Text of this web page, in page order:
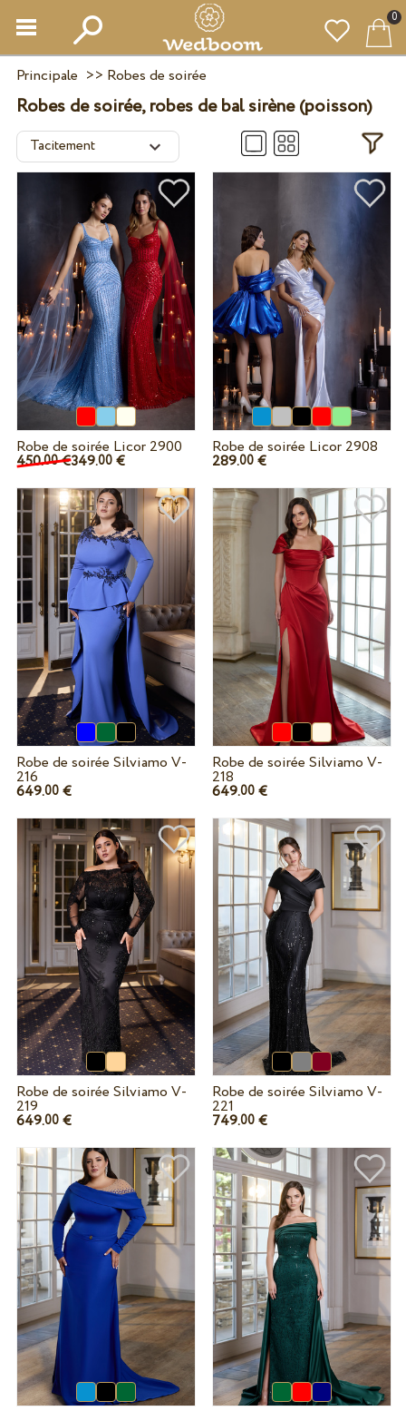
0
Principale >> Robes de soirée
Robes de soirée, robes de bal sirène (poisson)
Robe de soirée Licor 2900
450.00€349.00€
Robe de soirée Licor 2908
289.00 €
Robe de soirée Silviamo V-
216
649.00€
Robe de soirée Silviamo V-
218
649.00 €
Robe de soirée Silviamo V-
219
649.00€
Robe de soirée Silviamo V-
221
749.00 €